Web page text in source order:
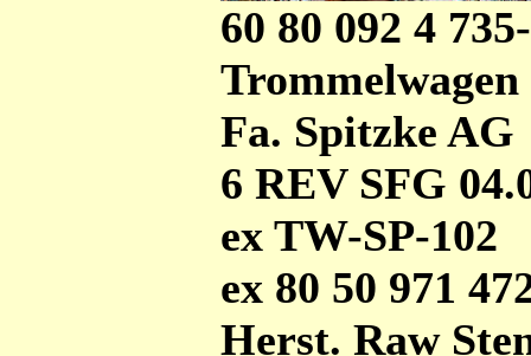
60 80 092 4
Trommelwagen
Fa. Spitzke AG
6 REV SFG
ex TW-SP-102
ex 80 50 971
Herst. Raw